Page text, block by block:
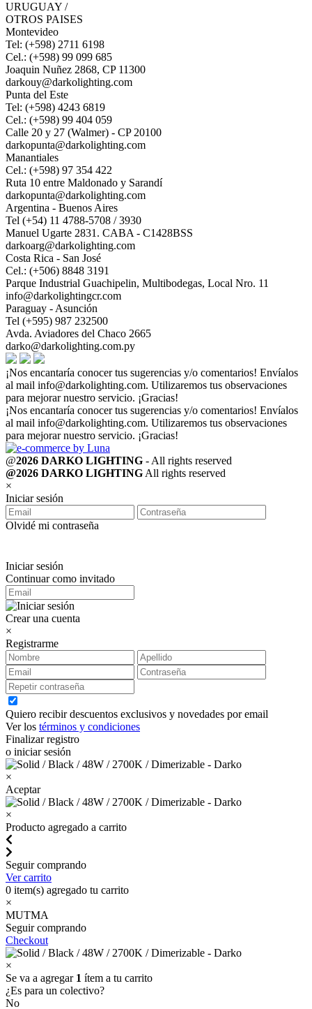
URUGUAY /
OTROS PAISES
Montevideo
Tel: (+598) 2711 6198
Cel.: (+598) 99 099 685
Joaquin Nuñez 2868, CP 11300
darkouy@darkolighting.com
Punta del Este
Tel: (+598) 4243 6819
Cel.: (+598) 99 404 059
Calle 20 y 27 (Walmer) - CP 20100
darkopunta@darkolighting.com
Manantiales
Cel.: (+598) 97 354 422
Ruta 10 entre Maldonado y Sarandí
darkopunta@darkolighting.com
Argentina - Buenos Aires
Tel (+54) 11 4788-5708 / 3930
Manuel Ugarte 2831. CABA - C1428BSS
darkoarg@darkolighting.com
Costa Rica - San José
Cel.: (+506) 8848 3191
Parque Industrial Guachipelin, Multibodegas, Local Nro. 11
info@darkolightingcr.com
Paraguay - Asunción
Tel (+595) 987 232500
Avda. Aviadores del Chaco 2665
darko@darkolighting.com.py
¡Nos encantaría conocer tus sugerencias y/o comentarios! Envíalos
al mail info@darkolighting.com. Utilizaremos tus observaciones
para mejorar nuestro servicio. ¡Gracias!
¡Nos encantaría conocer tus sugerencias y/o comentarios! Envíalos
al mail info@darkolighting.com. Utilizaremos tus observaciones
para mejorar nuestro servicio. ¡Gracias!
@2026 DARKO LIGHTING - All rights reserved
@2026 DARKO LIGHTINGAll rights reserved
×
Iniciar sesión
Olvidé mi contraseña
Iniciar sesión
Continuar como invitado
Crear una cuenta
×
Registrarme
Quiero recibir descuentos exclusivos y novedades por email
Ver los términos y condiciones
Finalizar registro
o iniciar sesión
×
Aceptar
×
Producto agregado a carrito
Seguir comprando
Ver carrito
0 item(s) agregado tu carrito
×
MUTMA
Seguir comprando
Checkout
×
Se va a agregar 1 ítem a tu carrito
¿Es para un colectivo?
No